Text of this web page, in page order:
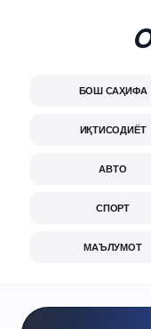
БОШ САҲИФА
ИҚТИСОДИЁТ
АВТО
СПОРТ
МАЪЛУМОТ